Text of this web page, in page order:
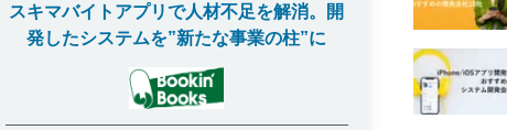
スキマバイトアプリで人材不足を解消。開
発したシステムを”新たな事業の柱”に